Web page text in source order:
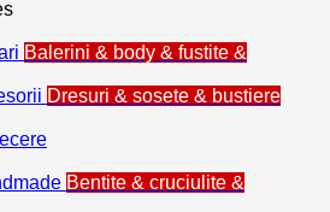
Balerini & body & fustite &
Dresuri & sosete & bustiere
Bentite & cruciulite &